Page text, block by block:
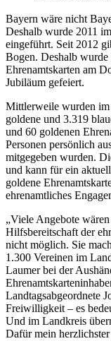
Bayern wäre nicht
Deshalb wurde 2011
eingeführt. Seit 2012
Bogen. Deshalb
Ehrenamtskarten am
Jubiläum gefeiert.
Mittlerweile wurden im
goldene und 3.319
und 60 goldenen
Personen persönlich
mitgegeben wurden.
und kann für ein
goldene
ehrenamtliches
„Viele Angebote
Hilfsbereitschaft der
nicht möglich. Sie
1.300 Vereinen im
Laumer bei der
Landtagsabgeordnete
Freiwilligkeit – es
Und im Landkreis
Dafür mein